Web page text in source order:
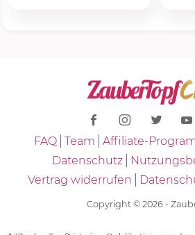
FAQ Team Affiliate-
Datenschutz
Vertrag widerrufen
Copyright © 2026 -